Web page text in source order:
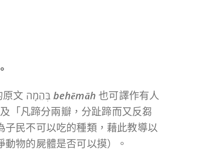
behēmāh也可譯作有人
「凡蹄分兩瓣，分趾蹄而又反芻
民不可以吃的種類，藉此教導以
物的屍體是否可以摸）。